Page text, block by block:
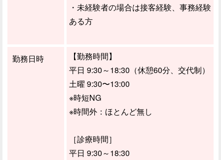
・未経験者の場合は接客経験、事務経験
ある方
勤務日時
【勤務時間】
平日 9:30～18:30（休憩60分、交代制）
土曜 9:30〜13:00
※時短NG
※時間外：ほとんど無し
［診療時間］
平日 9:30～18:30